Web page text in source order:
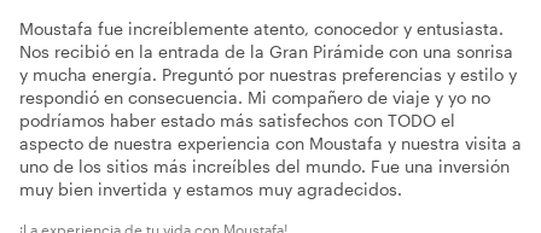
Moustafa fue increíblemente atento, conocedor y entusiasta.
Nos recibió en la entrada de la Gran Pirámide con una sonrisa
y mucha energía. Preguntó por nuestras preferencias y estilo y
respondió en consecuencia. Mi compañero de viaje y yo no
podríamos haber estado más satisfechos con TODO el
aspecto de nuestra experiencia con Moustafa y nuestra visita a
uno de los sitios más increíbles del mundo. Fue una inversión
muy bien invertida y estamos muy agradecidos.
¡La experiencia de tu vida con Moustafa!